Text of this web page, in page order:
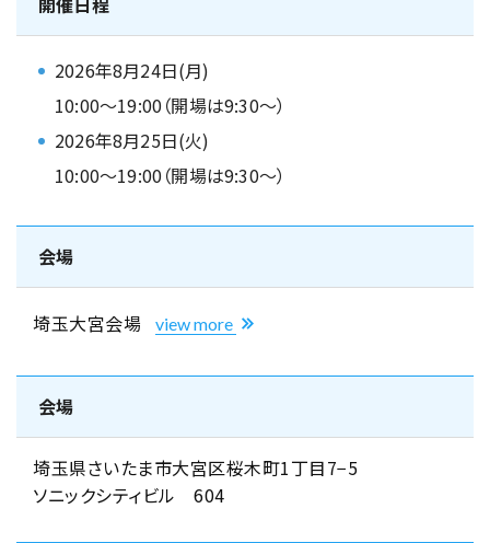
2026年8月24日(月)
10:00～19:00（開場は9:30～）
2026年8月25日(火)
10:00～19:00（開場は9:30～）
会場
埼玉大宮会場 view more
会場
埼玉県さいたま市大宮区桜木町1丁目7−5
ソニックシティビル 604